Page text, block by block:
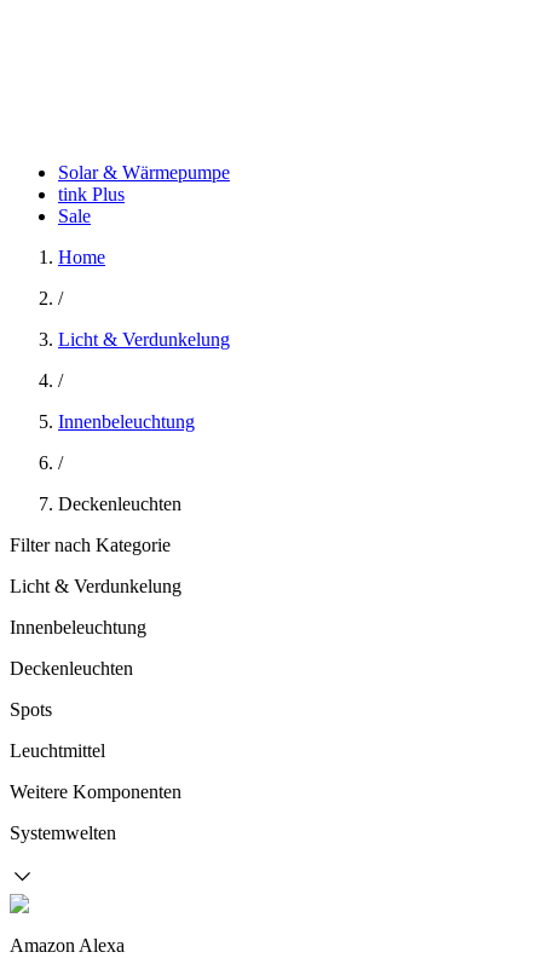
Solar & Wärmepumpe
tink Plus
Sale
Home
/
Licht & Verdunkelung
/
Innenbeleuchtung
/
Deckenleuchten
Filter nach Kategorie
Licht & Verdunkelung
Innenbeleuchtung
Deckenleuchten
Spots
Leuchtmittel
Weitere Komponenten
Systemwelten
Amazon Alexa